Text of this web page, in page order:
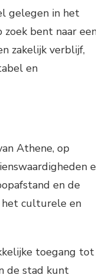
gelegen in het
zoek bent naar
zakelijk verblijf,
en
Athene, op
en de
het culturele en
toegang tot
de stad kunt